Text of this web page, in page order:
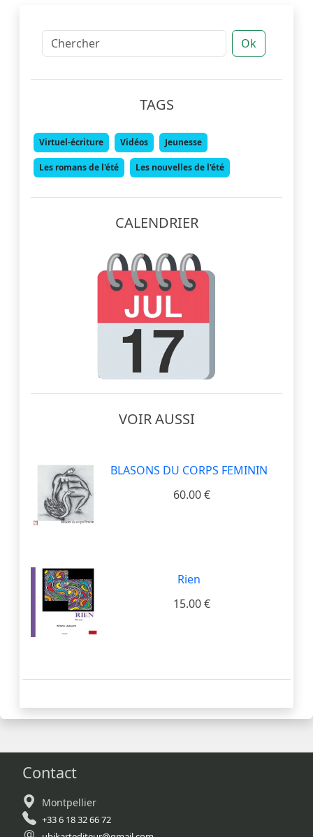
Ok
TAGS
Virtuel-écriture Vidéos Jeunesse
Les romans de l'été Les nouvelles de l'été
CALENDRIER
VOIR AUSSI
BLASONS DU CORPS FEMININ
60.00 €
Rien
15.00 €
Contact
Montpellier
+33 6 18 32 66 72